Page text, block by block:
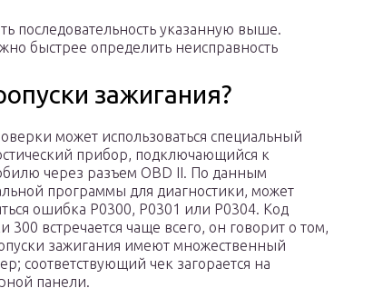
последовательность указанную выше.
быстрее определить неисправность
зажигания?
может использоваться специальный
прибор, подключающийся к
через разъем OBD II. По данным
программы для диагностики, может
ошибка Р0300, Р0301 или Р0304. Код
300 встречается чаще всего, он говорит о том,
зажигания имеют множественный
соответствующий чек загорается на
панели.